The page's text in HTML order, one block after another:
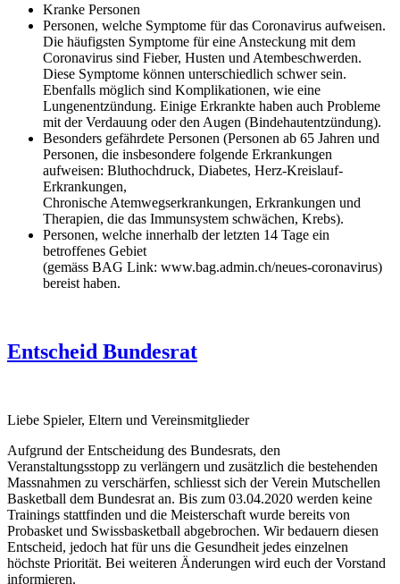
Kranke Personen
Personen, welche Symptome für das Coronavirus aufweisen.
Die häufigsten Symptome für eine Ansteckung mit dem
Coronavirus sind Fieber, Husten und Atembeschwerden.
Diese Symptome können unterschiedlich schwer sein.
Ebenfalls möglich sind Komplikationen, wie eine
Lungenentzündung. Einige Erkrankte haben auch Probleme
mit der Verdauung oder den Augen (Bindehautentzündung).
Besonders gefährdete Personen (Personen ab 65 Jahren und
Personen, die insbesondere folgende Erkrankungen
aufweisen: Bluthochdruck, Diabetes, Herz-Kreislauf-
Erkrankungen,
Chronische Atemwegserkrankungen, Erkrankungen und
Therapien, die das Immunsystem schwächen, Krebs).
Personen, welche innerhalb der letzten 14 Tage ein
betroffenes Gebiet
(gemäss BAG Link: www.bag.admin.ch/neues-coronavirus)
bereist haben.
Entscheid Bundesrat
Liebe Spieler, Eltern und Vereinsmitglieder
Aufgrund der Entscheidung des Bundesrats, den
Veranstaltungsstopp zu verlängern und zusätzlich die bestehenden
Massnahmen zu verschärfen, schliesst sich der Verein Mutschellen
Basketball dem Bundesrat an. Bis zum 03.04.2020 werden keine
Trainings stattfinden und die Meisterschaft wurde bereits von
Probasket und Swissbasketball abgebrochen. Wir bedauern diesen
Entscheid, jedoch hat für uns die Gesundheit jedes einzelnen
höchste Priorität. Bei weiteren Änderungen wird euch der Vorstand
informieren.